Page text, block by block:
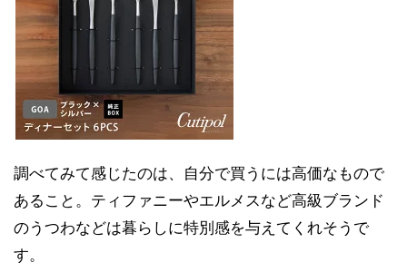
調べてみて感じたのは、自分で買うには高価なもので
あること。ティファニーやエルメスなど高級ブランド
のうつわなどは暮らしに特別感を与えてくれそうで
す。